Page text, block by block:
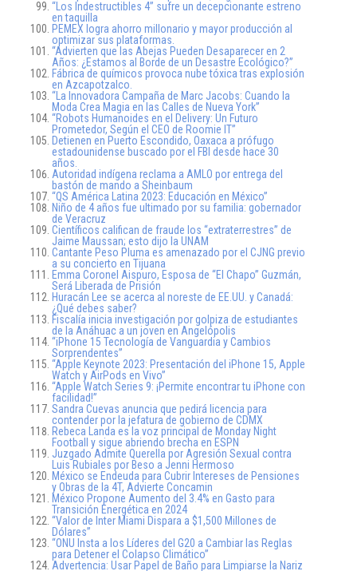
“Los Indestructibles 4” sufre un decepcionante estreno
en taquilla
PEMEX logra ahorro millonario y mayor producción al
optimizar sus plataformas.
“Advierten que las Abejas Pueden Desaparecer en 2
Años: ¿Estamos al Borde de un Desastre Ecológico?”
Fábrica de químicos provoca nube tóxica tras explosión
en Azcapotzalco.
“La Innovadora Campaña de Marc Jacobs: Cuando la
Moda Crea Magia en las Calles de Nueva York”
“Robots Humanoides en el Delivery: Un Futuro
Prometedor, Según el CEO de Roomie IT”
Detienen en Puerto Escondido, Oaxaca a prófugo
estadounidense buscado por el FBI desde hace 30
años.
Autoridad indígena reclama a AMLO por entrega del
bastón de mando a Sheinbaum
“QS América Latina 2023: Educación en México”
Niño de 4 años fue ultimado por su familia: gobernador
de Veracruz
Científicos califican de fraude los “extraterrestres” de
Jaime Maussan; esto dijo la UNAM
Cantante Peso Pluma es amenazado por el CJNG previo
a su concierto en Tijuana
Emma Coronel Aispuro, Esposa de “El Chapo” Guzmán,
Será Liberada de Prisión
Huracán Lee se acerca al noreste de EE.UU. y Canadá:
¿Qué debes saber?
Fiscalía inicia investigación por golpiza de estudiantes
de la Anáhuac a un joven en Angelópolis
“iPhone 15 Tecnología de Vanguardia y Cambios
Sorprendentes”
“Apple Keynote 2023: Presentación del iPhone 15, Apple
Watch y AirPods en Vivo”
“Apple Watch Series 9: ¡Permite encontrar tu iPhone con
facilidad!”
Sandra Cuevas anuncia que pedirá licencia para
contender por la jefatura de gobierno de CDMX
Rebeca Landa es la voz principal de Monday Night
Football y sigue abriendo brecha en ESPN
Juzgado Admite Querella por Agresión Sexual contra
Luis Rubiales por Beso a Jenni Hermoso
México se Endeuda para Cubrir Intereses de Pensiones
y Obras de la 4T, Advierte Concamin
México Propone Aumento del 3.4% en Gasto para
Transición Energética en 2024
“Valor de Inter Miami Dispara a $1,500 Millones de
Dólares”
“ONU Insta a los Líderes del G20 a Cambiar las Reglas
para Detener el Colapso Climático”
Advertencia: Usar Papel de Baño para Limpiarse la Nariz